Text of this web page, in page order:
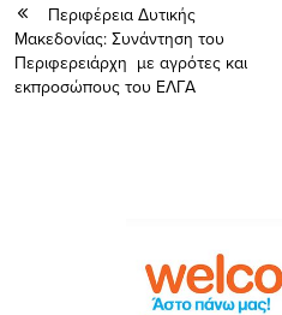
Περιφέρεια Δυτικής
Μακεδονίας: Συνάντηση του
Περιφερειάρχη με αγρότες και
εκπροσώπους του ΕΛΓΑ